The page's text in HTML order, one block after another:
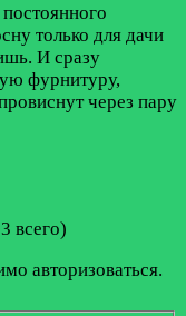
только для дачи
И сразу
фурнитуру,
через пару
всего)
авторизоваться.